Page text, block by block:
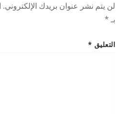
لن يتم نشر عنوان بريدك الإلكتروني.
بـ*
التعليق *